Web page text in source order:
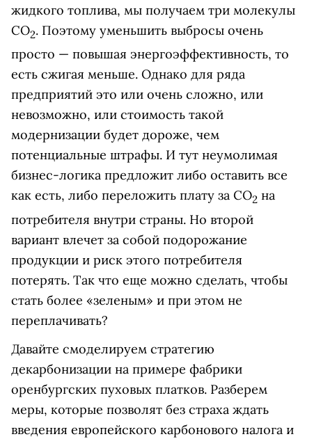
жидкого топлива, мы получаем три молекулы
СО2. Поэтому уменьшить выбросы очень
просто — повышая энергоэффективность, то
есть сжигая меньше. Однако для ряда
предприятий это или очень сложно, или
невозможно, или стоимость такой
модернизации будет дороже, чем
потенциальные штрафы. И тут неумолимая
бизнес-логика предложит либо оставить все
как есть, либо переложить плату за СО2 на
потребителя внутри страны. Но второй
вариант влечет за собой подорожание
продукции и риск этого потребителя
потерять. Так что еще можно сделать, чтобы
стать более «зеленым» и при этом не
переплачивать?
Давайте смоделируем стратегию
декарбонизации на примере фабрики
оренбургских пуховых платков. Разберем
меры, которые позволят без страха ждать
введения европейского карбонового налога и